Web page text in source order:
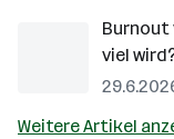
Burnout
viel
Weitere Artikel